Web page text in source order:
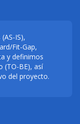
IS),
Fit-Gap,
y definimos
(TO-BE), así
del proyecto.